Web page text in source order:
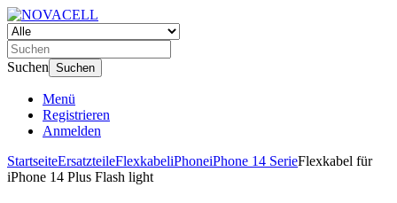
Suchen Suchen
Menü
Registrieren
Anmelden
StartseiteErsatzteileFlexkabeliPhoneiPhone 14 SerieFlexkabel für
iPhone 14 Plus Flash light